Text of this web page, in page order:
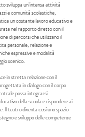
sviluppa un’intensa attività
e comunità scolastiche,
un costante lavoro educativo e
nel rapporto diretto con il
di percorsi che utilizzano il
personale, relazione e
espressive e modalità
scenico.
in stretta relazione con il
in dialogo con il corpo
possa integrarsi
della scuola e rispondere ai
Il teatro diventa così uno spazio
e sviluppo delle competenze